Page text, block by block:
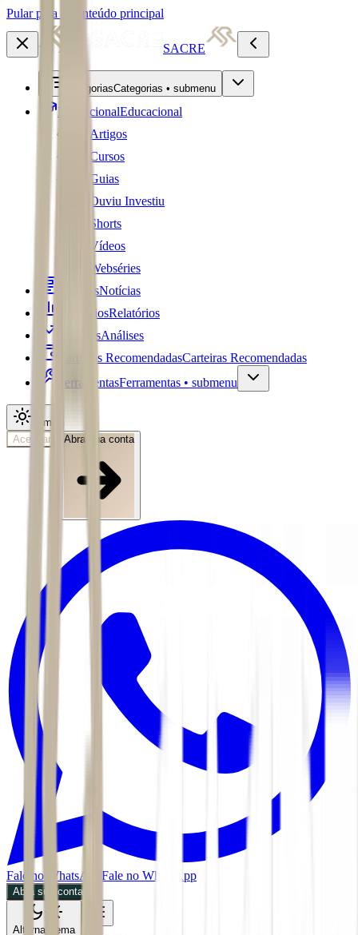
Pular para o conteúdo principal
SACRE
CategoriasCategorias • submenu
EducacionalEducacional
Artigos
Cursos
Guias
Ouviu Investiu
Shorts
Vídeos
Webséries
NotíciasNotícias
RelatóriosRelatórios
AnálisesAnálises
Carteiras RecomendadasCarteiras Recomendadas
FerramentasFerramentas • submenu
Tema
Acessar
Abra sua conta
Fale no WhatsApp Fale no WhatsApp
Abra sua conta
Alternar tema